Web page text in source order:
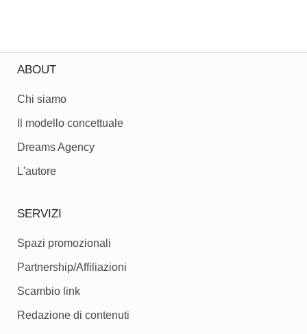
ABOUT
Chi siamo
Il modello concettuale
Dreams Agency
L'autore
SERVIZI
Spazi promozionali
Partnership/Affiliazioni
Scambio link
Redazione di contenuti